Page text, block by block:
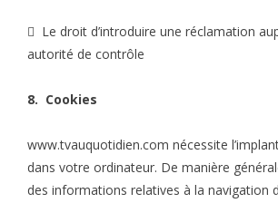
 Le droit d’introduire une réclamation
autorité de contrôle
8. Cookies
www.tvauquotidien.com nécessite
dans votre ordinateur. De manière
des informations relatives à la navigation